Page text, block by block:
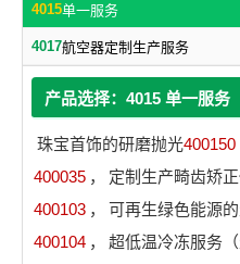
4015单一服务
4017航空器定制生产服务
产品选择：4015 单一服务
珠宝首饰的研磨抛光400150
400035 ， 定制生产畸齿矫
400103 ， 可再生绿色能源
400104 ， 超低温冷冻服务（